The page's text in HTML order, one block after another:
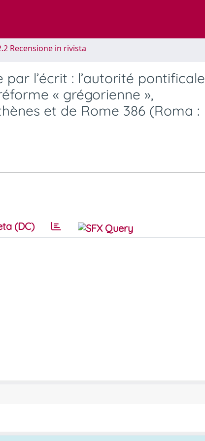
Recensione in rivista
l’écrit : l’autorité pontificale
« grégorienne »,
et de Rome 386 (Roma :
(DC)